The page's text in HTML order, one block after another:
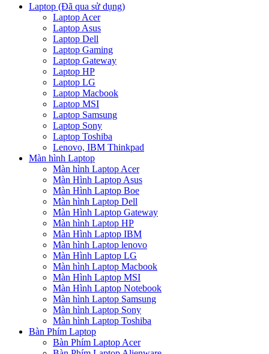
Laptop (Đã qua sử dụng)
Laptop Acer
Laptop Asus
Laptop Dell
Laptop Gaming
Laptop Gateway
Laptop HP
Laptop LG
Laptop Macbook
Laptop MSI
Laptop Samsung
Laptop Sony
Laptop Toshiba
Lenovo, IBM Thinkpad
Màn hình Laptop
Màn hình Laptop Acer
Màn Hình Laptop Asus
Màn Hình Laptop Boe
Màn hình Laptop Dell
Màn Hình Laptop Gateway
Màn hình Laptop HP
Màn Hình Laptop IBM
Màn hình Laptop lenovo
Màn Hình Laptop LG
Màn hình Laptop Macbook
Màn Hình Laptop MSI
Màn Hình Laptop Notebook
Màn hình Laptop Samsung
Màn hình Laptop Sony
Màn hình Laptop Toshiba
Bàn Phím Laptop
Bàn Phím Laptop Acer